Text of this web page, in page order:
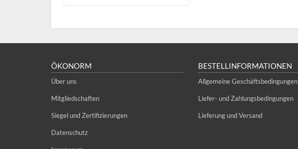
ÖKONORM
Über uns
Mitgliedschaften
Siegel und Zertifizierungen
Datenschutz
BESTELLINFORMATIONEN
Allgemeine Geschäftsbedingungen
Liefer- und Zahlungsbedingungen
Lieferung und Versand